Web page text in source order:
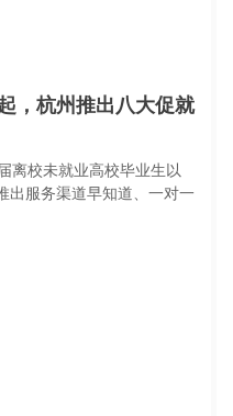
，杭州推出八大促就
离校未就业高校毕业生以
出服务渠道早知道、一对一